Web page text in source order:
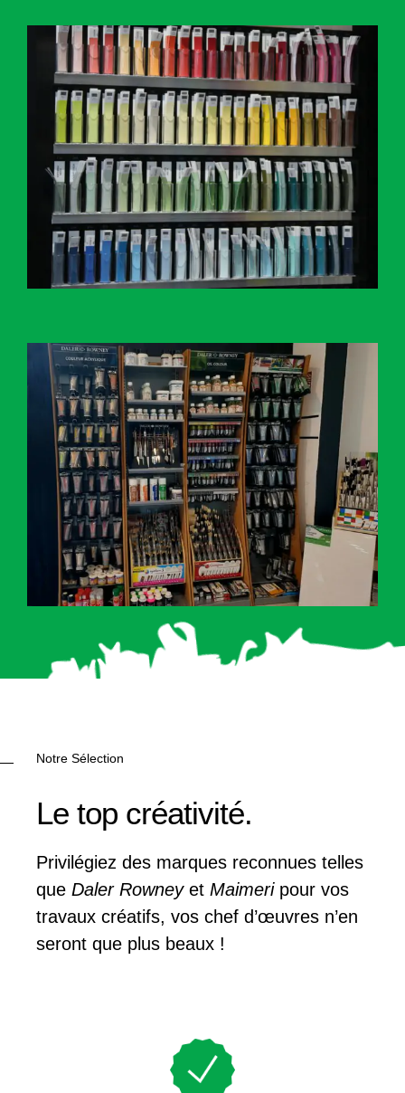
Notre Sélection
Le top créativité.
Privilégiez des marques reconnues telles
que Daler Rowneyet Maimeripour vos
travaux créatifs, vos chef d’œuvres n’en
seront que plus beaux !